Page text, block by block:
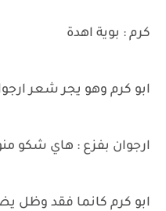
كرم : بوية اهدة
ابو كرم وهو يجر شعر
ارجوان بفزع : هاي شكو
ابو كرم كانما فقد وظل